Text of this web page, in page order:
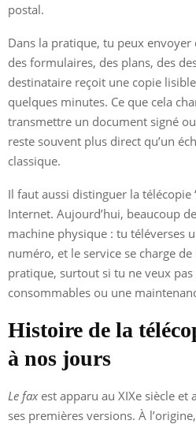
postal.
Dans la pratique, tu peux envoyer
des formulaires, des plans, des
destinataire reçoit une copie
quelques minutes. Ce que cela
transmettre un document signé
reste souvent plus direct qu’un
classique.
Il faut aussi distinguer la télécopie
Internet. Aujourd’hui, beaucoup
machine physique : tu téléverses
numéro, et le service se charge de
pratique, surtout si tu ne veux
consommables ou une
Histoire de la
à nos jours
Le faxest apparu au XIXe siècle et
ses premières versions. À